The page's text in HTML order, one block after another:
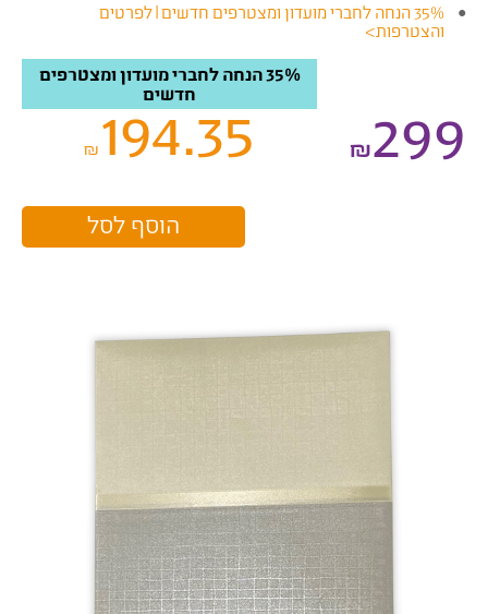
35% הנחה לחברי מועדון ומצטרפים חדשים |
לפרטים
והצטרפות>
299
₪
35% הנחה לחברי מועדון ומצטרפים
חדשים
194.35
₪